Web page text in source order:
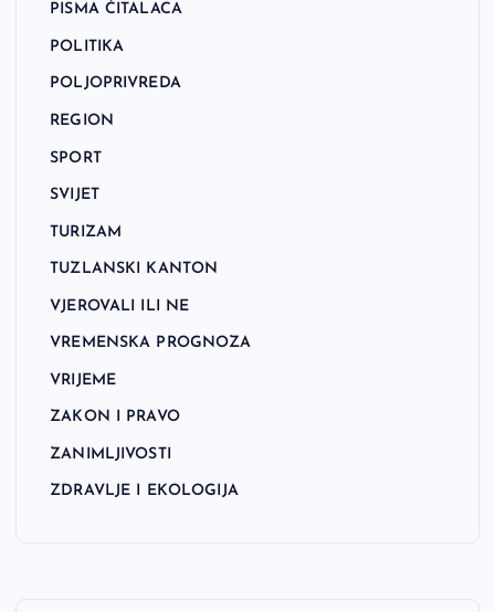
PISMA ČITALACA
POLITIKA
POLJOPRIVREDA
REGION
SPORT
SVIJET
TURIZAM
TUZLANSKI KANTON
VJEROVALI ILI NE
VREMENSKA PROGNOZA
VRIJEME
ZAKON I PRAVO
ZANIMLJIVOSTI
ZDRAVLJE I EKOLOGIJA